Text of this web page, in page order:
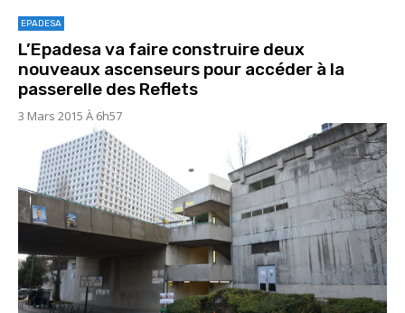
EPADESA
L’Epadesa va faire construire deux
nouveaux ascenseurs pour accéder à la
passerelle des Reflets
3 Mars 2015 À 6h57